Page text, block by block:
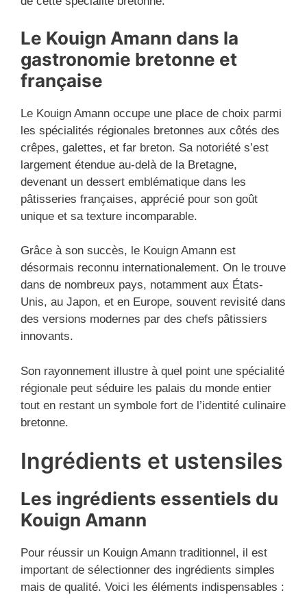
Le Kouign Amann dans la
gastronomie bretonne et
française
Le Kouign Amann occupe une place de choix parmi
les spécialités régionales bretonnes aux côtés des
crêpes, galettes, et far breton. Sa notoriété s’est
largement étendue au-delà de la Bretagne,
devenant un dessert emblématique dans les
pâtisseries françaises, apprécié pour son goût
unique et sa texture incomparable.
Grâce à son succès, le Kouign Amann est
désormais reconnu internationalement. On le trouve
dans de nombreux pays, notamment aux États-
Unis, au Japon, et en Europe, souvent revisité dans
des versions modernes par des chefs pâtissiers
innovants.
Son rayonnement illustre à quel point une spécialité
régionale peut séduire les palais du monde entier
tout en restant un symbole fort de l’identité culinaire
bretonne.
Ingrédients et ustensiles
Les ingrédients essentiels du
Kouign Amann
Pour réussir un Kouign Amann traditionnel, il est
important de sélectionner des ingrédients simples
mais de qualité. Voici les éléments indispensables :